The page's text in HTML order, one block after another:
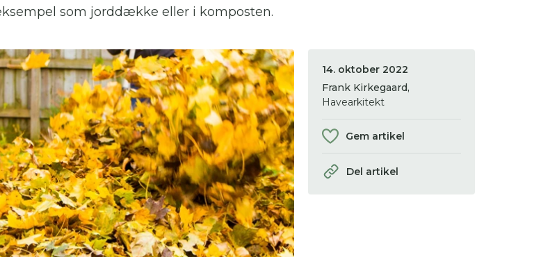
vores katalog af artikler, arrangementer,
som jorddække eller i komposten.
14. oktober 2022
Frank Kirkegaard,
Havearkitekt
Gem artikel
Del artikel